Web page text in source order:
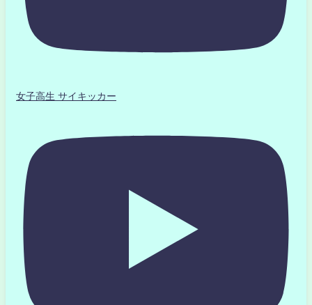
女子高生 サイキッカー